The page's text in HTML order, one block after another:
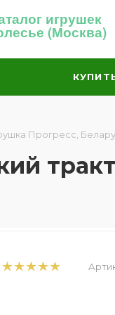
игрушек
(Москва)
Прогресс,